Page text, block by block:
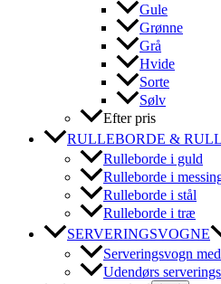
Gule
Grønne
Grå
Hvide
Sorte
Sølv
Efter pris
RULLEBORDE &
Rulleborde i guld
Rulleborde i
Rulleborde i stål
Rulleborde i træ
SERVERINGSVOGNE
Serveringsvogn
Udendørs